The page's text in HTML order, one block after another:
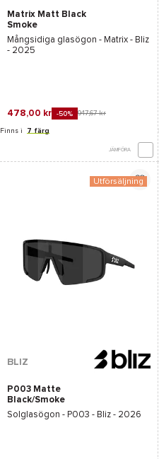
Matrix Matt Black
Smoke
Mångsidiga glasögon - Matrix - Bliz
- 2025
478,00 kr -50% 947,67 kr
Finns i 7 färg
JÄMFÖRA
Utförsäljning
BLIZ
P003 Matte
Black/Smoke
Solglasögon - P003 - Bliz - 2026